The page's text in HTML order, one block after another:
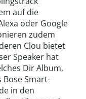
auf die
oder Google
zudem
Clou bietet
Speaker hat
Dir Album,
Bose Smart-
in den